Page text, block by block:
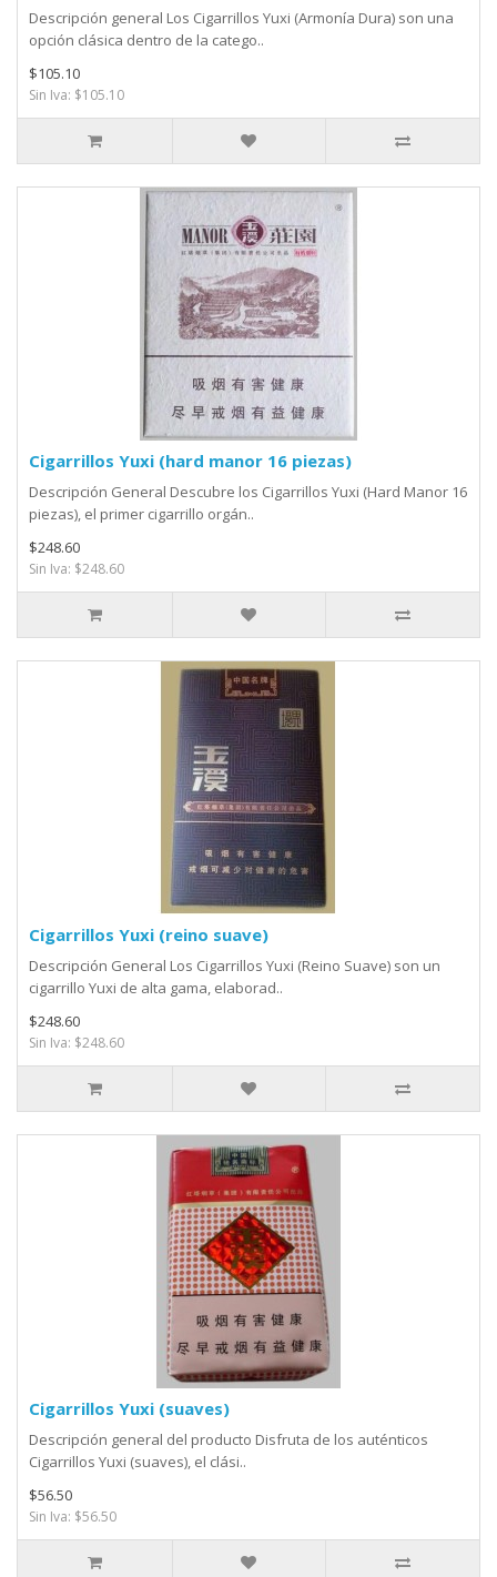
Descripción general Los Cigarrillos Yuxi (Armonía Dura) son una
opción clásica dentro de la catego..
$105.10
Sin Iva: $105.10
Cigarrillos Yuxi (hard manor 16 piezas)
Descripción General Descubre los Cigarrillos Yuxi (Hard Manor 16
piezas), el primer cigarrillo orgán..
$248.60
Sin Iva: $248.60
Cigarrillos Yuxi (reino suave)
Descripción General Los Cigarrillos Yuxi (Reino Suave) son un
cigarrillo Yuxi de alta gama, elaborad..
$248.60
Sin Iva: $248.60
Cigarrillos Yuxi (suaves)
Descripción general del producto Disfruta de los auténticos
Cigarrillos Yuxi (suaves), el clási..
$56.50
Sin Iva: $56.50